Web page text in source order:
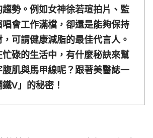
勢。例如女神徐若瑄拍片、監
會工作滿檔，卻還是能夠保持
可謂健康減脂的最佳代言人。
碌的生活中，有什麼秘訣來幫
肌與馬甲線呢？跟著美醫誌一
V」的秘密！